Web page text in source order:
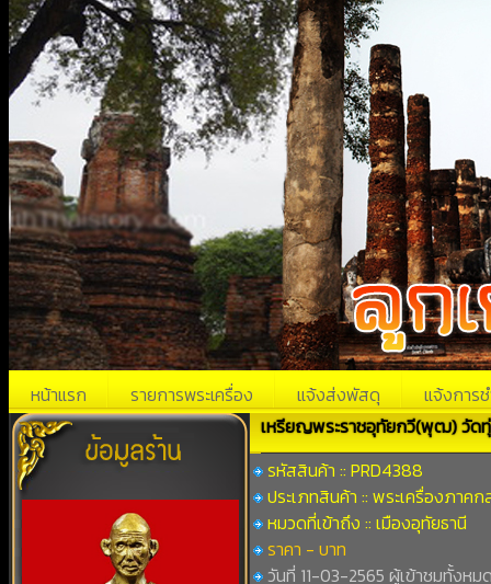
หน้าแรก รายการพระเครื่อง แจ้งส่งพัสดุ แจ้งการช
เหรียญพระราชอุทัยกวี(พุฒ) วัด
รหัสสินค้า :: PRD4388
ประเภทสินค้า :: พระเครื่องภาคก
หมวดที่เข้าถึง :: เมืองอุทัยธานี
ราคา - บาท
วันที่ 11-03-2565 ผู้เข้าชมทั้งห